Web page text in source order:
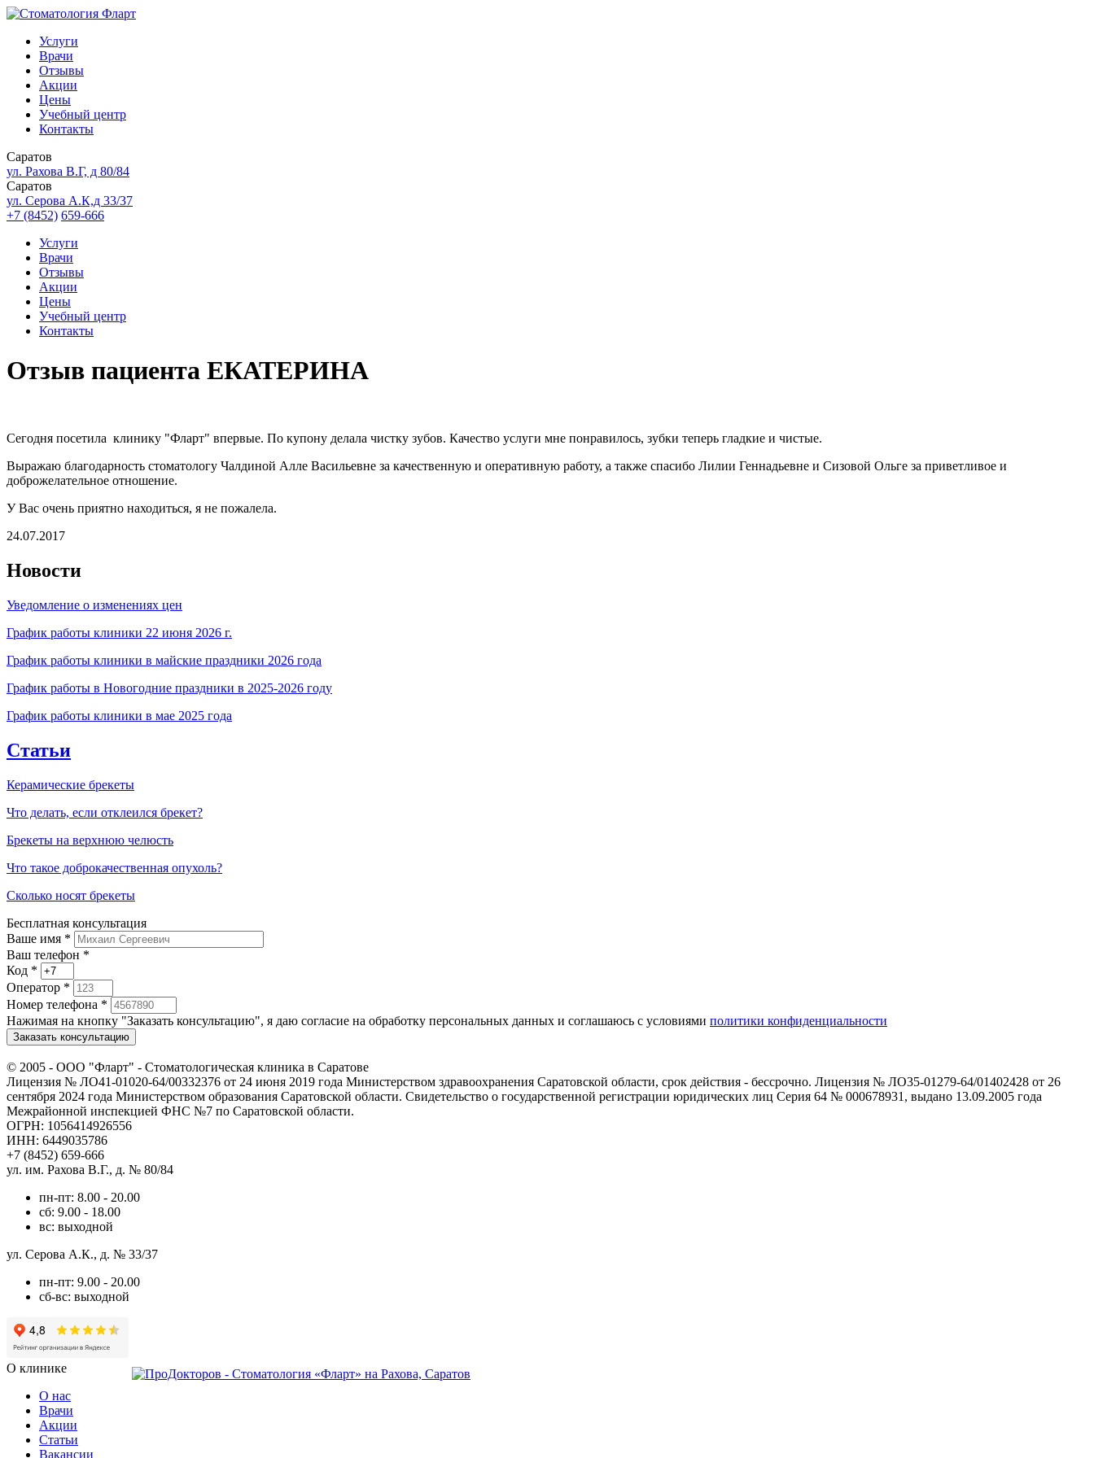
Услуги
Врачи
Отзывы
Акции
Цены
Учебный центр
Контакты
Саратов
ул. Рахова В.Г, д 80/84
Саратов
ул. Серова А.К,д 33/37
+7 (8452) 659-666
Услуги
Врачи
Отзывы
Акции
Цены
Учебный центр
Контакты
Отзыв пациента ЕКАТЕРИНА
Сегодня посетила клинику "Фларт" впервые. По купону делала чистку зубов. Качество услуги мне понравилось, зубки теперь гладкие и чистые.
Выражаю благодарность стоматологу Чалдиной Алле Васильевне за качественную и оперативную работу, а также спасибо Лилии Геннадьевне и Сизовой Ольге за приветливое и
доброжелательное отношение.
У Вас очень приятно находиться, я не пожалела.
24.07.2017
Новости
Уведомление о изменениях цен
График работы клиники 22 июня 2026 г.
График работы клиники в майские праздники 2026 года
График работы в Новогодние праздники в 2025-2026 году
График работы клиники в мае 2025 года
Статьи
Керамические брекеты
Что делать, если отклеился брекет?
Брекеты на верхнюю челюсть
Что такое доброкачественная опухоль?
Сколько носят брекеты
Бесплатная консультация
Ваше имя *
Ваш телефон *
Код *
Оператор *
Номер телефона *
Нажимая на кнопку "Заказать консультацию", я даю согласие на обработку персональных данных и соглашаюсь c условиями политики конфиденциальности
Заказать консультацию
© 2005 - ООО "Фларт" - Стоматологическая клиника в Саратове
Лицензия № ЛО41-01020-64/00332376 от 24 июня 2019 года Министерством здравоохранения Саратовской области, срок действия - бессрочно. Лицензия № ЛО35-01279-64/01402428 от 26
сентября 2024 года Министерством образования Саратовской области. Свидетельство о государственной регистрации юридических лиц Серия 64 № 000678931, выдано 13.09.2005 года
Межрайонной инспекцией ФНС №7 по Саратовской области.
ОГРН: 1056414926556
ИНН: 6449035786
+7 (8452) 659-666
ул. им. Рахова В.Г., д. № 80/84
пн-пт: 8.00 - 20.00
сб: 9.00 - 18.00
вс: выходной
ул. Серова А.К., д. № 33/37
пн-пт: 9.00 - 20.00
сб-вс: выходной
О клинике
О нас
Врачи
Акции
Статьи
Вакансии